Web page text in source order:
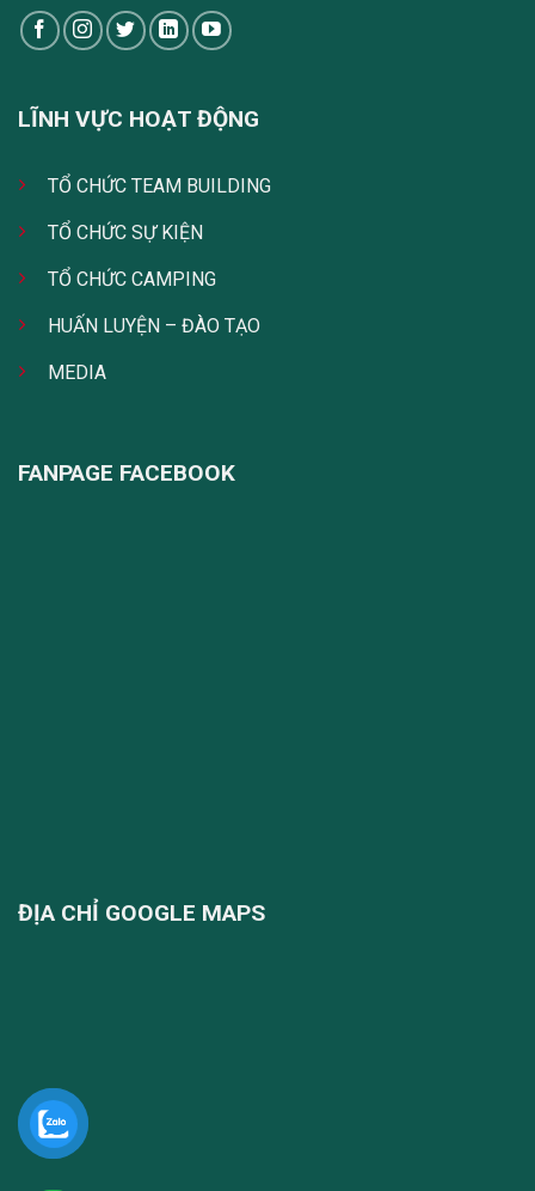
LĨNH VỰC HOẠT ĐỘNG
TỔ CHỨC TEAM BUILDING
TỔ CHỨC SỰ KIỆN
TỔ CHỨC CAMPING
HUẤN LUYỆN – ĐÀO TẠO
MEDIA
FANPAGE FACEBOOK
ĐỊA CHỈ GOOGLE MAPS